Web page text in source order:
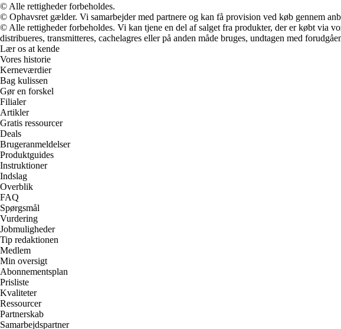
© Alle rettigheder forbeholdes.
© Ophavsret gælder. Vi samarbejder med partnere og kan få provision ved køb gennem
© Alle rettigheder forbeholdes. Vi kan tjene en del af salget fra produkter, der er købt via
distribueres, transmitteres, cachelagres eller på anden måde bruges, undtagen med
Lær os at kende
Vores historie
Kerneværdier
Bag kulissen
Gør en forskel
Filialer
Artikler
Gratis ressourcer
Deals
Brugeranmeldelser
Produktguides
Instruktioner
Indslag
Overblik
FAQ
Spørgsmål
Vurdering
Jobmuligheder
Tip redaktionen
Medlem
Min oversigt
Abonnementsplan
Prisliste
Kvaliteter
Ressourcer
Partnerskab
Samarbejdspartner